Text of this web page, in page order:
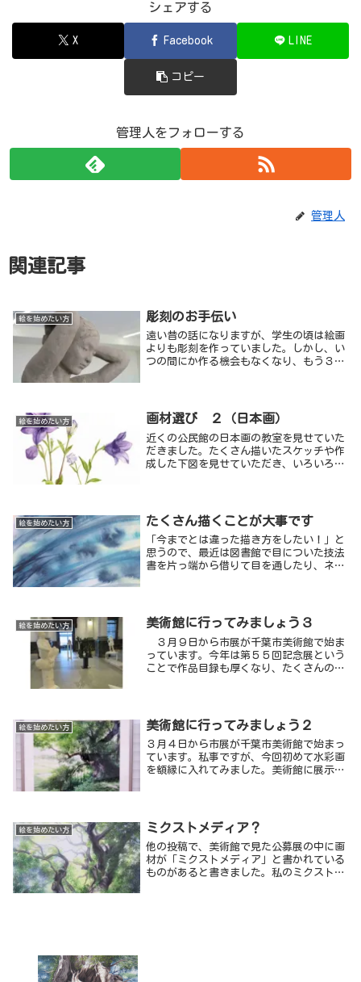
シェアする
X Facebook LINE
コピー
管理人をフォローする
管理人
関連記事
絵を始めたい方 彫刻のお手伝い
遠い昔の話になりますが、学生の頃は絵画
よりも彫刻を作っていました。しかし、い
つの間にか作る機会もなくなり、もう３０
絵を始めたい方 画材選び ２（日本画）
近くの公民館の日本画の教室を見せていた
だきました。たくさん描いたスケッチや作
成した下図を見せていただき、いろいろと
絵を始めたい方 たくさん描くことが大事です
「今までとは違った描き方をしたい！」と
思うので、最近は図書館で目についた技法
書を片っ端から借りて目を通したり、ネッ
て同じように描けるかというと、私の知識
や描写力ではすぐにはできません。わから
ないことが多いのです。
絵を始めたい方 美術館に行ってみましょう３
３月９日から市展が千葉市美術館で始ま
っています。今年は第５５回記念展という
ことで作品目録も厚くなり、たくさんの作
ことです。
絵を始めたい方 美術館に行ってみましょう２
３月４日から市展が千葉市美術館で始まっ
ています。私事ですが、今回初めて水彩画
を額縁に入れてみました。美術館に展示し
絵を始めたい方 ミクストメディア？
他の投稿で、美術館で見た公募展の中に画
材が「ミクストメディア」と書かれている
ものがあると書きました。私のミクストメ